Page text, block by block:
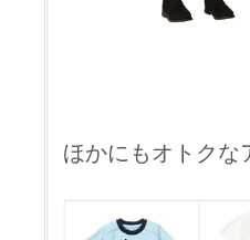
ほかにもオトクな